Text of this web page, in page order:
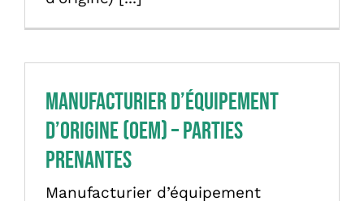
Manufacturier d’équipement
d’origine (OEM) – Parties
prenantes
Manufacturier d’équipement